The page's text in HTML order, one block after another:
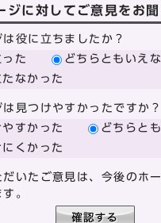
ジに対してご意見をお
は役に立ちましたか？
た
どちらともいえ
なかった
は見つけやすかったですか？
すかった
どちらと
にくかった
だいたご意見は、今後のホ
。